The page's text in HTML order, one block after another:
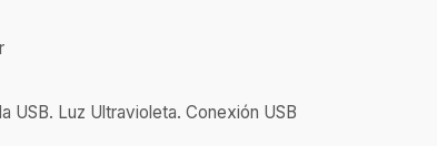
USB. Luz Ultravioleta. Conexión USB